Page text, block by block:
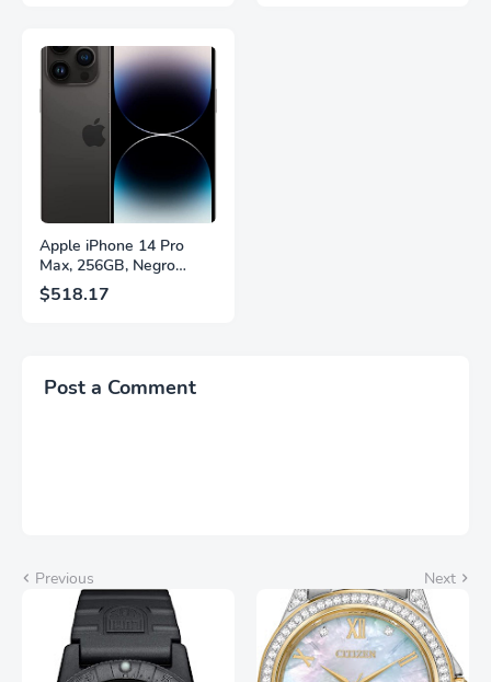
Panel IPS, AMD
FreeSync™ Premium,
Ecualizador Negro,
Cambio Automático de
Fuente,
LS27FG532ENXZA
Apple iPhone 14 Pro
Max, 256GB, Negro
Espacial - Desbloqueado
(Renovado)
$518.17
Post a Comment
Previous Next